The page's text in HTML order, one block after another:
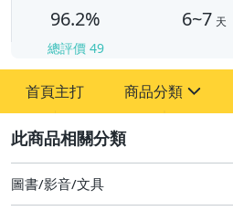
96.2%
總評價 49
6~7 天
首頁主打 商品分類
其它
[全店] 粉絲專享
[全店] 週年慶
圖書/影音/文具